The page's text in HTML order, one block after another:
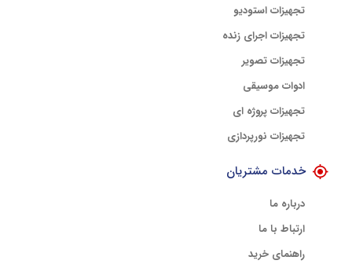
تجهیزات استودیو
تجهیزات اجرای زنده
تجهیزات تصویر
ادوات موسیقی
تجهیزات پروژه ای
تجهیزات نورپردازی
خدمات مشتریان
درباره ما
ارتباط با ما
راهنمای خرید